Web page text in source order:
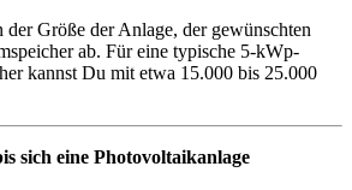
Größe der Anlage, der gewünschten
ab. Für eine typische 5-kWp-
kannst Du mit etwa 15.000 bis 25.000
sich eine Photovoltaikanlage